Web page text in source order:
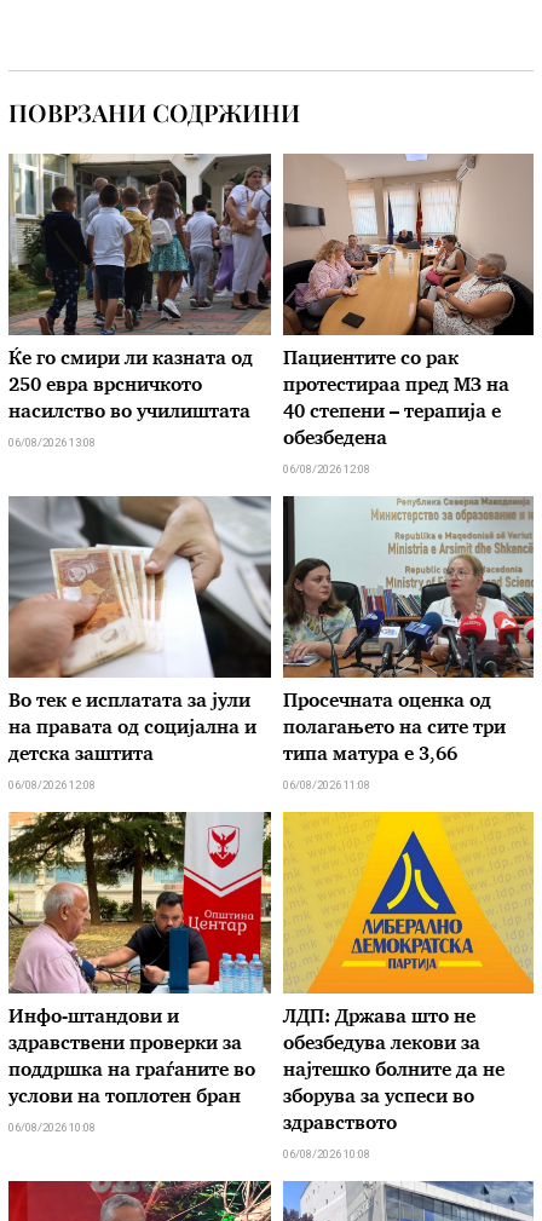
ПОВРЗАНИ СОДРЖИНИ
Ќе го смири ли казната од
250 евра врсничкото
насилство во училиштата
06/08/2026 13:08
Пациентите со рак
протестираа пред МЗ на
40 степени – терапија е
обезбедена
06/08/2026 12:08
Во тек е исплатата за јули
на правата од социјална и
детска заштита
06/08/2026 12:08
Просечната оценка од
полагањето на сите три
типа матура е 3,66
06/08/2026 11:08
Инфо-штандови и
здравствени проверки за
поддршка на граѓаните во
услови на топлотен бран
06/08/2026 10:08
ЛДП: Држава што не
обезбедува лекови за
најтешко болните да не
зборува за успеси во
здравството
06/08/2026 10:08